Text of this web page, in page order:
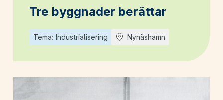
Tre byggnader berättar
Tema: Industrialisering Nynäshamn